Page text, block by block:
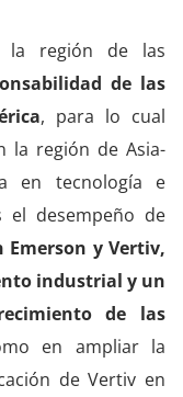
la región de las
de las
, para lo cual
la región de Asia-
en tecnología e
el desempeño de
Emerson y Vertiv,
industrial y un
de las
en ampliar la
de Vertiv en